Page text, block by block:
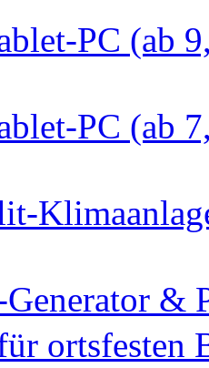
PC (ab
PC (ab
&
ortsfesten